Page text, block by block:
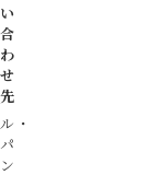
い
合
わ
せ
先
ル・
パ
ン